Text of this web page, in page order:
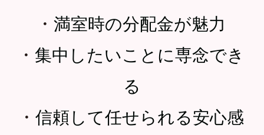
・ 満室時の分配金が魅力
・ 集中したいことに専念でき
る
・ 信頼して任せられる安心感